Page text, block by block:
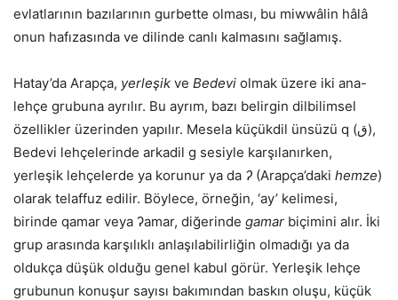
evlatlarının bazılarının gurbette olması, bu miwwâlin hâlâ
onun hafızasında ve dilinde canlı kalmasını sağlamış.
Hatay’da Arapça, yerleşik ve Bedevi olmak üzere iki ana-
lehçe grubuna ayrılır. Bu ayrım, bazı belirgin dilbilimsel
özellikler üzerinden yapılır. Mesela küçükdil ünsüzü q (ق),
Bedevi lehçelerinde arkadil g sesiyle karşılanırken,
yerleşik lehçelerde ya korunur ya da ʔ (Arapça’daki hemze)
olarak telaffuz edilir. Böylece, örneğin, ‘ay’ kelimesi,
birinde qamar veya ʔamar, diğerinde gamar biçimini alır. İki
grup arasında karşılıklı anlaşılabilirliğin olmadığı ya da
oldukça düşük olduğu genel kabul görür. Yerleşik lehçe
grubunun konuşur sayısı bakımından baskın oluşu, küçük